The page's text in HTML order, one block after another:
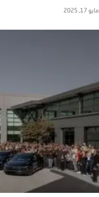
مايو 17, 2025